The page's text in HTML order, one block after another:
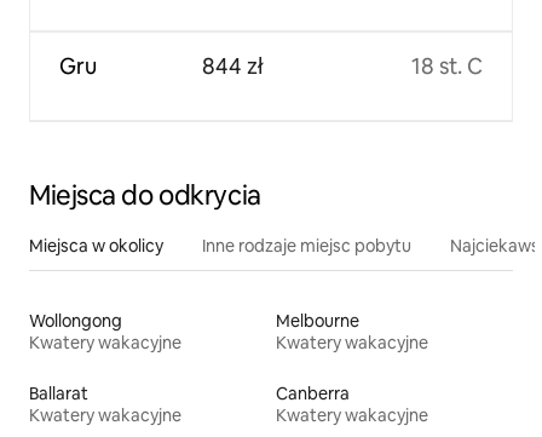
Gru 844 zł 18 st. C
Miejsca do odkrycia
Miejsca w okolicy Inne rodzaje miejsc pobytu
Wollongong
Kwatery wakacyjne
Melbourne
Kwatery wakacyjne
Ballarat
Kwatery wakacyjne
Canberra
Kwatery wakacyjne